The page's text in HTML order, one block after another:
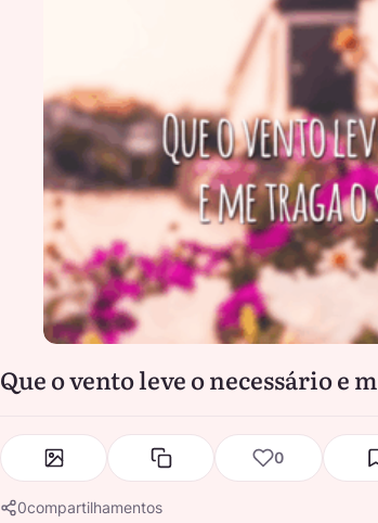
Que o vento leve o necessário e
0
0compartilhamentos